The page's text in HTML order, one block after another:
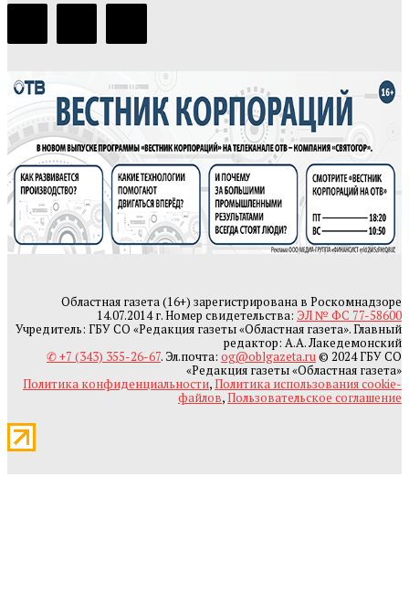
Областная газета (16+) зарегистрирована в Роскомнадзоре
14.07.2014 г. Номер свидетельства: ЭЛ № ФС 77-58600
Учредитель: ГБУ СО «Редакция газеты «Областная газета». Главный
редактор: А.А. Лакедемонский
✆ +7 (343) 355-26-67. Эл.почта: og@oblgazeta.ru© 2024 ГБУ СО
«Редакция газеты «Областная газета»
Политика конфиденциальности,Политика использования cookie-
файлов,Пользовательское соглашение